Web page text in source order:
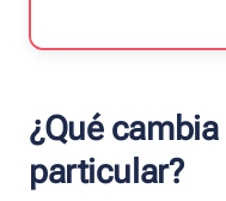
¿Qué
particular?